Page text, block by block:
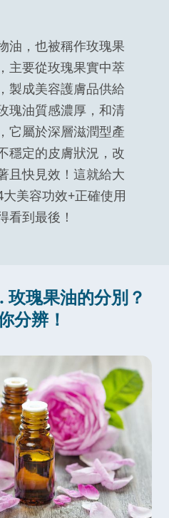
油，也被稱作玫瑰果
主要從玫瑰果實中萃
製成美容護膚品供給
瑰油質感濃厚，和清
它屬於深層滋潤型產
穩定的皮膚狀況，改
且快見效！這就給大
美容功效+正確使用
看到最後！
玫瑰果油的分別？
分辨！